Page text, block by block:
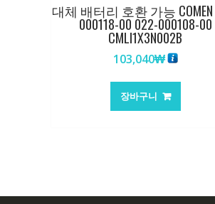
대체 배터리 호환 가능
000118-00 022-000108-00
CMLI1X3N002B
103,040₩
장바구니